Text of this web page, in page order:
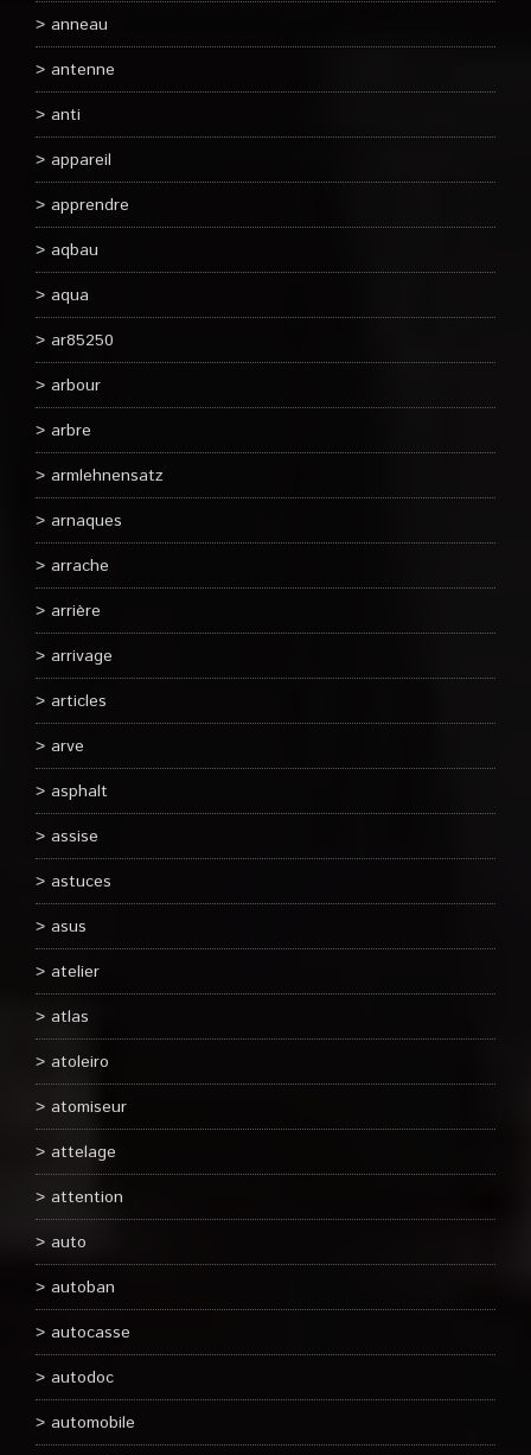
anneau
antenne
anti
appareil
apprendre
aqbau
aqua
ar85250
arbour
arbre
armlehnensatz
arnaques
arrache
arrière
arrivage
articles
arve
asphalt
assise
astuces
asus
atelier
atlas
atoleiro
atomiseur
attelage
attention
auto
autoban
autocasse
autodoc
automobile